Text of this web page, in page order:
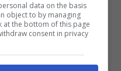
data on the basis
object to by managing
at the bottom of this page
consent in privacy